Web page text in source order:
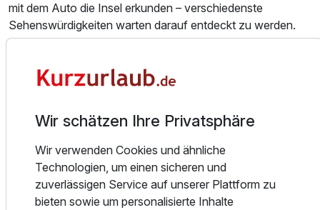
Doppelzimmer Standard
2 Erwachsene
mit dem Auto die Insel erkunden – verschiedenste
Sehenswürdigkeiten warten darauf entdeckt zu werden.
der entspannten Atmosphäre unseres familiengeführten
einen Wander-, Biker- oder Strandurlaub? Bei uns fühlen
sich in jedem Fall ganz schnell angekommen, in einer der
schönsten Ferienregionen Deutschlands. Und im
gemütlichen Flair unserer malerischen Bädervilla umsorgen
wir Sie mit herzlichem Service.
Wir schätzen Ihre Privatsphäre
Wir verwenden Cookies und ähnliche
Technologien, um einen sicheren und
zuverlässigen Service auf unserer Plattform zu
bieten sowie um personalisierte Inhalte